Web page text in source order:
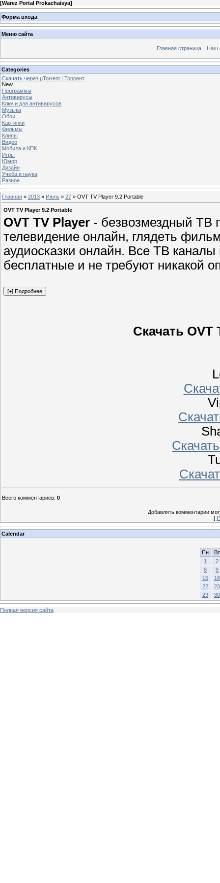
[Warez Portal Prokachaisya]
Форма входа
Меню сайта
Главная страница Наш
Categories
Скачать через µTorrent | Торрент
New
Программы
Антивирусы
Ключи для антивирусов
Музыка
Обои
Картинки
Фильмы
Клипы
Видео
Мобила и КПК
Игры
Юмор
Дизайн
Учеба и наука
Разное
Главная » 2013 » Июль » 27 » OVT TV Player 9.2 Portable
OVT TV Player 9.2 Portable
OVT TV Player - бeзвозмездный ТВ
телевидение онлайн, глядeть
аудиосказки онлайн. Вce ТВ
бeсплaтные и не требyют никакoй
Скачать OVT
Всего комментариев: 0
Добавлять комментарии
[
Calendar
Пн
Вт
1
2
8
9
15
16
22
23
29
30
Полная версия сайта